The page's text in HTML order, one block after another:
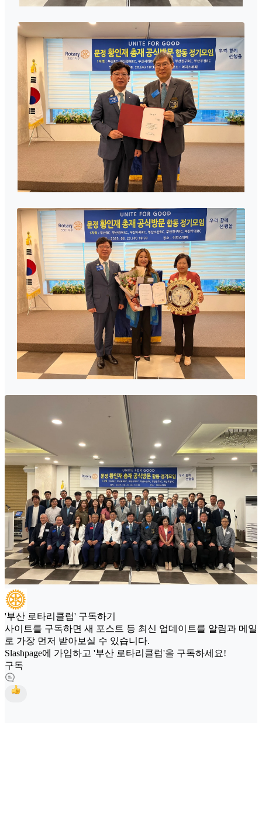
'부산 로타리클럽' 구독하기
사이트를 구독하면 새 포스트 등 최신 업데이트를 알림과 메일
로 가장 먼저 받아보실 수 있습니다.
Slashpage에 가입하고 '부산 로타리클럽'을 구독하세요!
구독